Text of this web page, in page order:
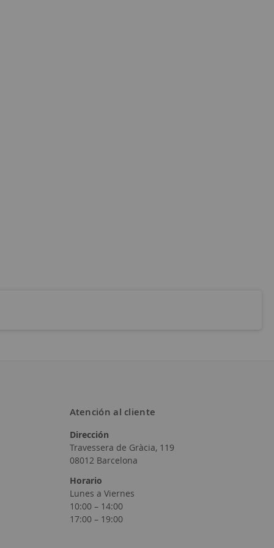
Atención al cliente
Dirección
Travessera de Gràcia, 119
08012 Barcelona
Horario
Lunes a Viernes
10:00 – 14:00
17:00 – 19:00